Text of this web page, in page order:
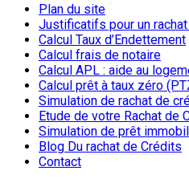
Plan du site
Justificatifs pour un
Calcul Taux d’Endettement
Calcul frais de notaire
Calcul APL : aide au
Calcul prêt à taux zéro
Simulation de rachat de
Etude de votre Rachat de
Simulation de prêt
Blog Du rachat de Crédits
Contact